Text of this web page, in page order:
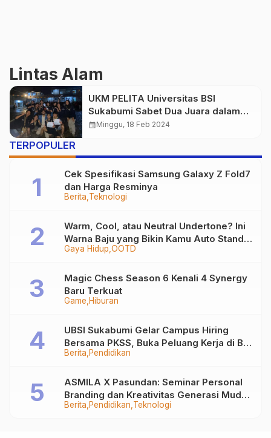
Lintas Alam
UKM PELITA Universitas BSI
Sukabumi Sabet Dua Juara dalam
Lomba AKAPPELA V
calendar_monthMinggu, 18 Feb 2024
TERPOPULER
Berita Teknologi
Cek Spesifikasi Samsung Galaxy Z Fold7
dan Harga Resminya
Gaya Hidup OOTD
Warm, Cool, atau Neutral Undertone? Ini
Warna Baju yang Bikin Kamu Auto Stand
Out
Game Hiburan
Magic Chess Season 6 Kenali 4 Synergy
Baru Terkuat
Berita Pendidikan
UBSI Sukabumi Gelar Campus Hiring
Bersama PKSS, Buka Peluang Kerja di BRI
Group
Berita Pendidikan Teknologi
ASMILA X Pasundan: Seminar Personal
Branding dan Kreativitas Generasi Muda
Bersama SDKF